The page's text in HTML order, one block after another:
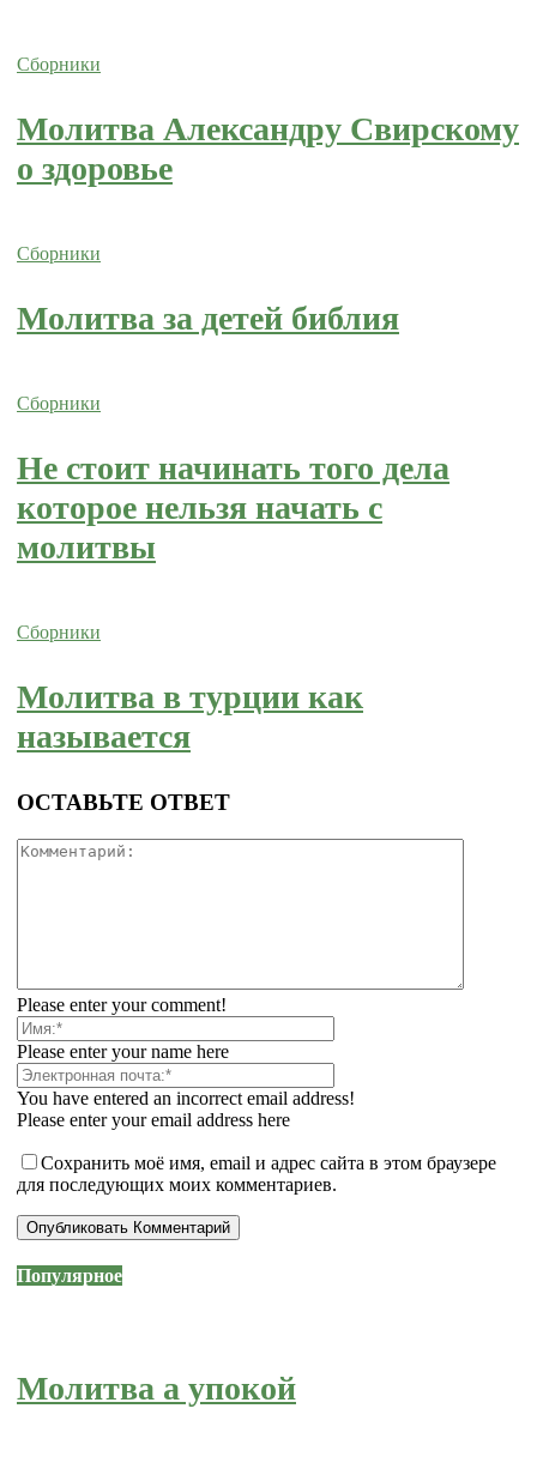
Сборники
Молитва Александру Свирскому
о здоровье
Сборники
Молитва за детей библия
Сборники
Не стоит начинать того дела
которое нельзя начать с
молитвы
Сборники
Молитва в турции как
называется
ОСТАВЬТЕ ОТВЕТ
Please enter your comment!
Please enter your name here
You have entered an incorrect email address!
Please enter your email address here
Сохранить моё имя, email и адрес сайта в этом браузере
для последующих моих комментариев.
Популярное
Молитва а упокой